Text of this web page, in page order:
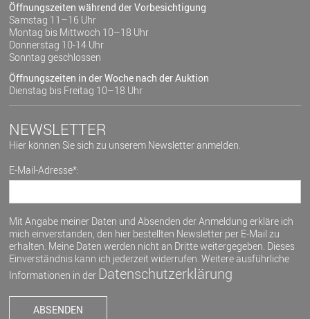
Öffnungszeiten während der Vorbesichtigung
Samstag 11–16 Uhr
Montag bis Mittwoch 10–18 Uhr
Donnerstag 10-14 Uhr
Sonntag geschlossen
Öffnungszeiten in der Woche nach der Auktion
Dienstag bis Freitag 10–18 Uhr
NEWSLETTER
Hier können Sie sich zu unserem Newsletter anmelden.
E-Mail-Adresse*:
Mit Angabe meiner Daten und Absenden der Anmeldung erkläre ich
mich einverstanden, den hier bestellten Newsletter per E-Mail zu
erhalten. Meine Daten werden nicht an Dritte weitergegeben. Dieses
Einverständnis kann ich jederzeit widerrufen. Weitere ausführliche
Informationen in der Datenschutzerklärung